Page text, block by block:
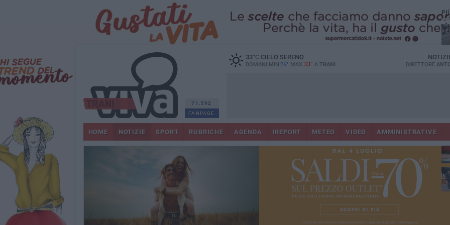
71.592
FANPAGE
33°CCIELO SERENO
DOMANI MIN 26° MAX 33° A TRANI DIRETTORE
HOME NOTIZIE SPORT RUBRICHE AGENDA IREPORT METEO VIDEO AMMINISTRATIVE